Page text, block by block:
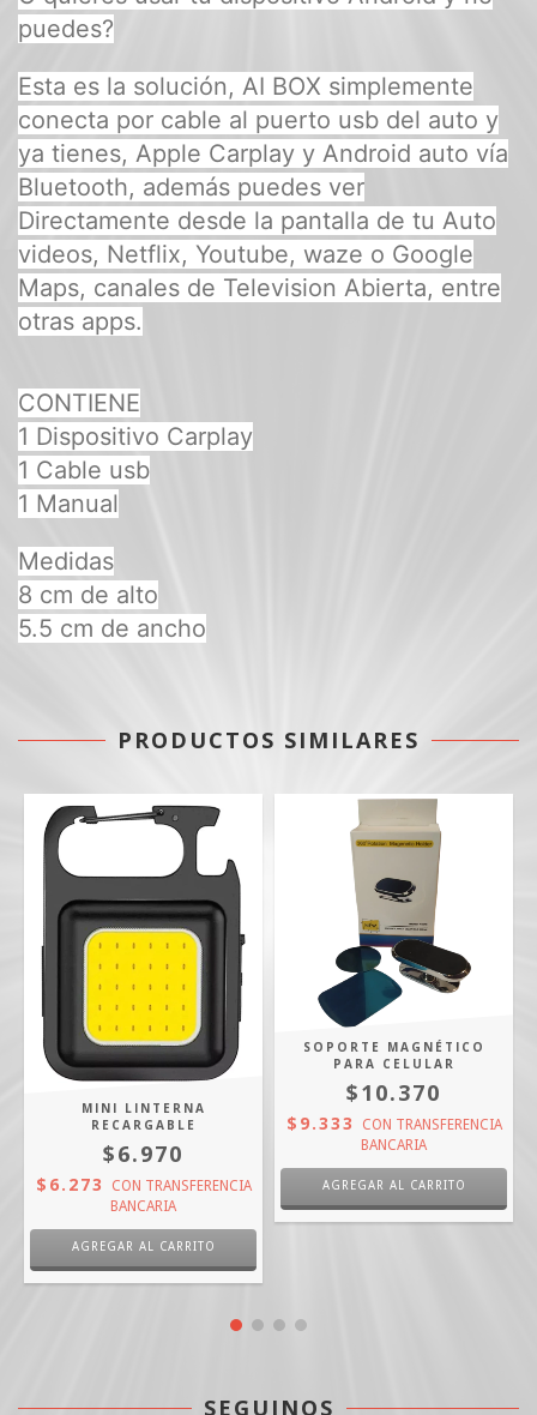
puedes?
Esta es la solución, AI BOX simplemente
conecta por cable al puerto usb del auto y
ya tienes, Apple Carplay y Android auto vía
Bluetooth, además puedes ver
Directamente desde la pantalla de tu Auto
videos, Netflix, Youtube, waze o Google
Maps, canales de Television Abierta, entre
otras apps.
CONTIENE
1 Dispositivo Carplay
1 Cable usb
1 Manual
Medidas
8 cm de alto
5.5 cm de ancho
PRODUCTOS SIMILARES
MINI LINTERNA
RECARGABLE
$6.970
$6.273 CON TRANSFERENCIA
BANCARIA
SOPORTE MAGNÉTICO
PARA CELULAR
$10.370
$9.333 CON TRANSFERENCIA
BANCARIA
SEGUINOS